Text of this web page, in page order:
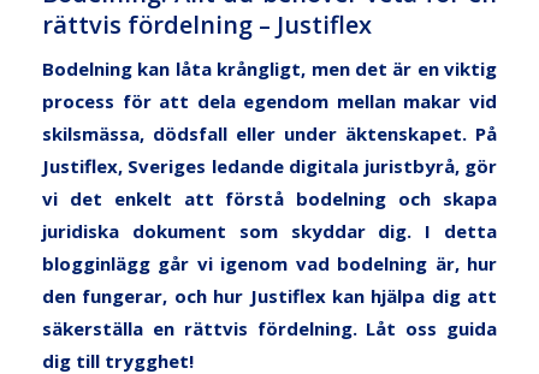
rättvis fördelning – Justiflex
Bodelning kan låta krångligt, men det är en viktig
process för att dela egendom mellan makar vid
skilsmässa, dödsfall eller under äktenskapet. På
Justiflex, Sveriges ledande digitala juristbyrå, gör
vi det enkelt att förstå bodelning och skapa
juridiska dokument som skyddar dig. I detta
blogginlägg går vi igenom vad bodelning är, hur
den fungerar, och hur Justiflex kan hjälpa dig att
säkerställa en rättvis fördelning. Låt oss guida
dig till trygghet!